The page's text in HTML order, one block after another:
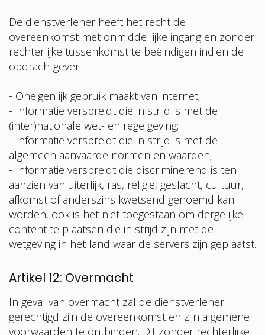
De dienstverlener heeft het recht de
overeenkomst met onmiddellijke ingang en zonder
rechterlijke tussenkomst te beëindigen indien de
opdrachtgever:
- Oneigenlijk gebruik maakt van internet;
- Informatie verspreidt die in strijd is met de
(inter)nationale wet- en regelgeving;
- Informatie verspreidt die in strijd is met de
algemeen aanvaarde normen en waarden;
- Informatie verspreidt die discriminerend is ten
aanzien van uiterlijk, ras, religie, geslacht, cultuur,
afkomst of anderszins kwetsend genoemd kan
worden, ook is het niet toegestaan om dergelijke
content te plaatsen die in strijd zijn met de
wetgeving in het land waar de servers zijn geplaatst.
Artikel 12: Overmacht
In geval van overmacht zal de dienstverlener
gerechtigd zijn de overeenkomst en zijn algemene
voorwaarden te ontbinden. Dit zonder rechterlijke